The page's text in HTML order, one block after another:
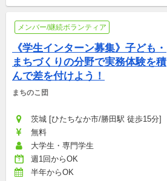
メンバー/継続ボランティア
《学生インターン募集》子ども・
まちづくりの分野で実務体験を積
んで差を付けよう！
まちのこ団
茨城 [ひたちなか市/勝田駅 徒歩15分]
無料
大学生・専門学生
週1回からOK
半年からOK